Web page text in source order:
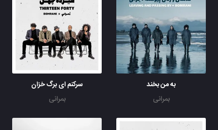
به من بخند
بمرانی
سرکنم ای برگ خزان
بمرانی